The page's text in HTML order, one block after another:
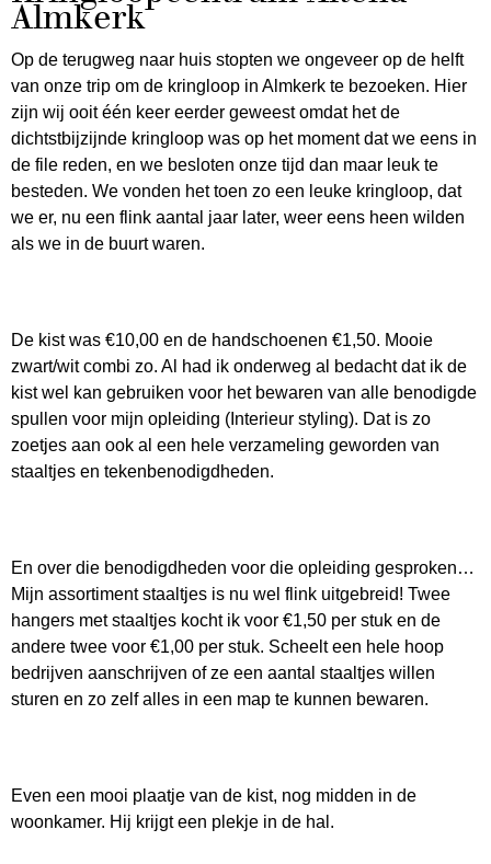
Almkerk
Op de terugweg naar huis stopten we ongeveer op de helft
van onze trip om de kringloop in Almkerk te bezoeken. Hier
zijn wij ooit één keer eerder geweest omdat het de
dichtstbijzijnde kringloop was op het moment dat we eens in
de file reden, en we besloten onze tijd dan maar leuk te
besteden. We vonden het toen zo een leuke kringloop, dat
we er, nu een flink aantal jaar later, weer eens heen wilden
als we in de buurt waren.
De kist was €10,00 en de handschoenen €1,50. Mooie
zwart/wit combi zo. Al had ik onderweg al bedacht dat ik de
kist wel kan gebruiken voor het bewaren van alle benodigde
spullen voor mijn opleiding (Interieur styling). Dat is zo
zoetjes aan ook al een hele verzameling geworden van
staaltjes en tekenbenodigdheden.
En over die benodigdheden voor die opleiding gesproken…
Mijn assortiment staaltjes is nu wel flink uitgebreid! Twee
hangers met staaltjes kocht ik voor €1,50 per stuk en de
andere twee voor €1,00 per stuk. Scheelt een hele hoop
bedrijven aanschrijven of ze een aantal staaltjes willen
sturen en zo zelf alles in een map te kunnen bewaren.
Even een mooi plaatje van de kist, nog midden in de
woonkamer. Hij krijgt een plekje in de hal.